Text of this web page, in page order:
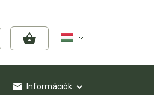
Információk